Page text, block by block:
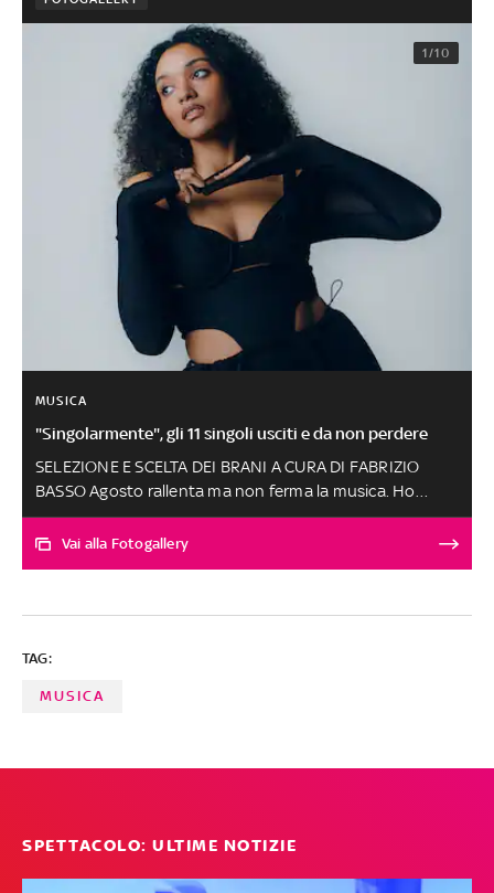
1/10
MUSICA
"Singolarmente", gli 11 singoli usciti e da non perdere
SELEZIONE E SCELTA DEI BRANI A CURA DI FABRIZIO
BASSO Agosto rallenta ma non ferma la musica. Ho
scelto, come miglior singolo, 'Mon Coeur' di Kaze, un
brano pop-soul che parla del momento in cui si inizia ad
Ett e Mare che con i loro pezzi confermano che,
canzoni, scelte tra oltre 150 ascolti, sono al secondo
Vai alla Fotogallery
TAG:
MUSICA
SPETTACOLO: ULTIME NOTIZIE